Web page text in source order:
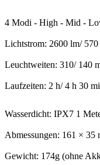
4 Modi - High - Mid -
Lichtstrom: 2600 lm/
Leuchtweiten: 310/ 140
Laufzeiten: 2 h/ 4 h 30
Wasserdicht: IPX7 1
Abmessungen: 161 × 35
Gewicht: 174g (ohne